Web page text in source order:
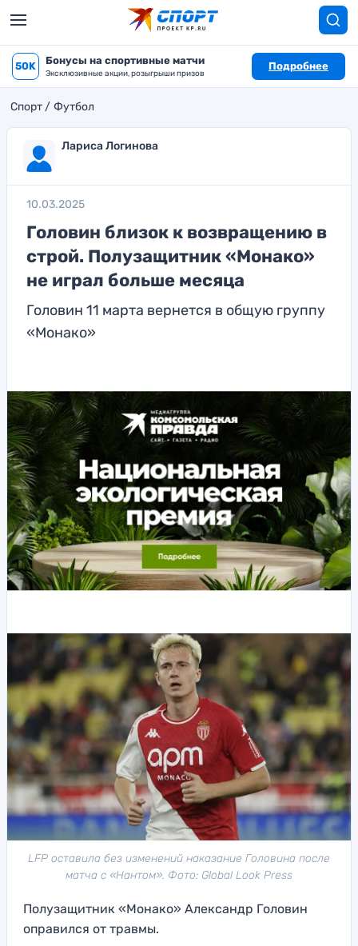
50K Бонусы на спортивные матчи
Эксклюзивные акции, розыгрыши призов
Подробнее
Спорт Футбол
Лариса Логинова
10.03.2025
Головин близок к возвращению в
строй. Полузащитник «Монако»
не играл больше месяца
Головин 11 марта вернется в общую группу
«Монако»
LFP оставила без изменений наказание Головина после
матча с «Нантом». Фото: Global Look Press
Полузащитник «Монако» Александр Головин
оправился от травмы.